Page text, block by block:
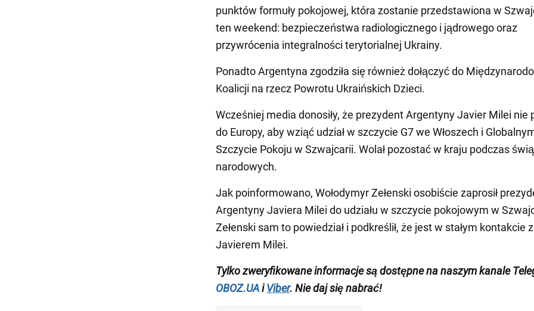
punktów formuły pokojowej, która zostanie przedstawiona w
ten weekend: bezpieczeństwa radiologicznego i jądrowego oraz
przywrócenia integralności terytorialnej Ukrainy.
Ponadto Argentyna zgodziła się również dołączyć do
Koalicji na rzecz Powrotu Ukraińskich Dzieci.
Wcześniej media donosiły, że prezydent Argentyny Javier Milei nie
do Europy, aby wziąć udział w szczycie G7 we Włoszech i
Szczycie Pokoju w Szwajcarii. Wolał pozostać w kraju podczas
narodowych.
Jak poinformowano, Wołodymyr Zełenski osobiście zaprosił
Argentyny Javiera Milei do udziału w szczycie pokojowym w
Zełenski sam to powiedział i podkreślił, że jest w stałym kontakcie z
Javierem Milei.
Tylkozweryfikowane informacje są dostępne na naszymkanale
OBOZ.UAi Viber. Nie daj się nabrać!